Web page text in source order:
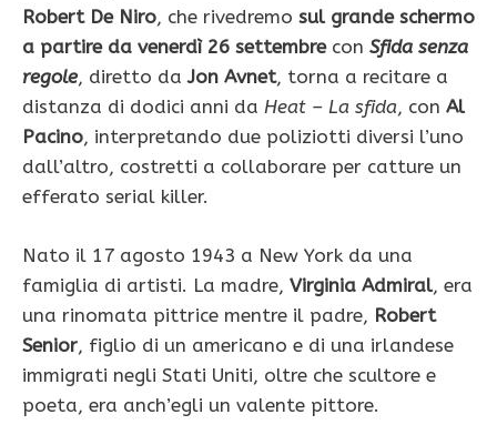
Robert De Niro, che rivedremo sul grande schermo
a partire da venerdì 26 settembre con Sfida senza
regole, diretto daJon Avnet, torna a recitare a
distanza di dodici anni da Heat – La sfida, con Al
Pacino, interpretando due poliziotti diversi l’uno
dall’altro, costretti a collaborare per catture un
efferato serial killer.
Nato il 17 agosto 1943 a New York da una
famiglia di artisti. La madre, Virginia Admiral, era
una rinomata pittrice mentre il padre, Robert
Senior, figlio di un americano e di una irlandese
immigrati negli Stati Uniti, oltre che scultore e
poeta, era anch’egli un valente pittore.